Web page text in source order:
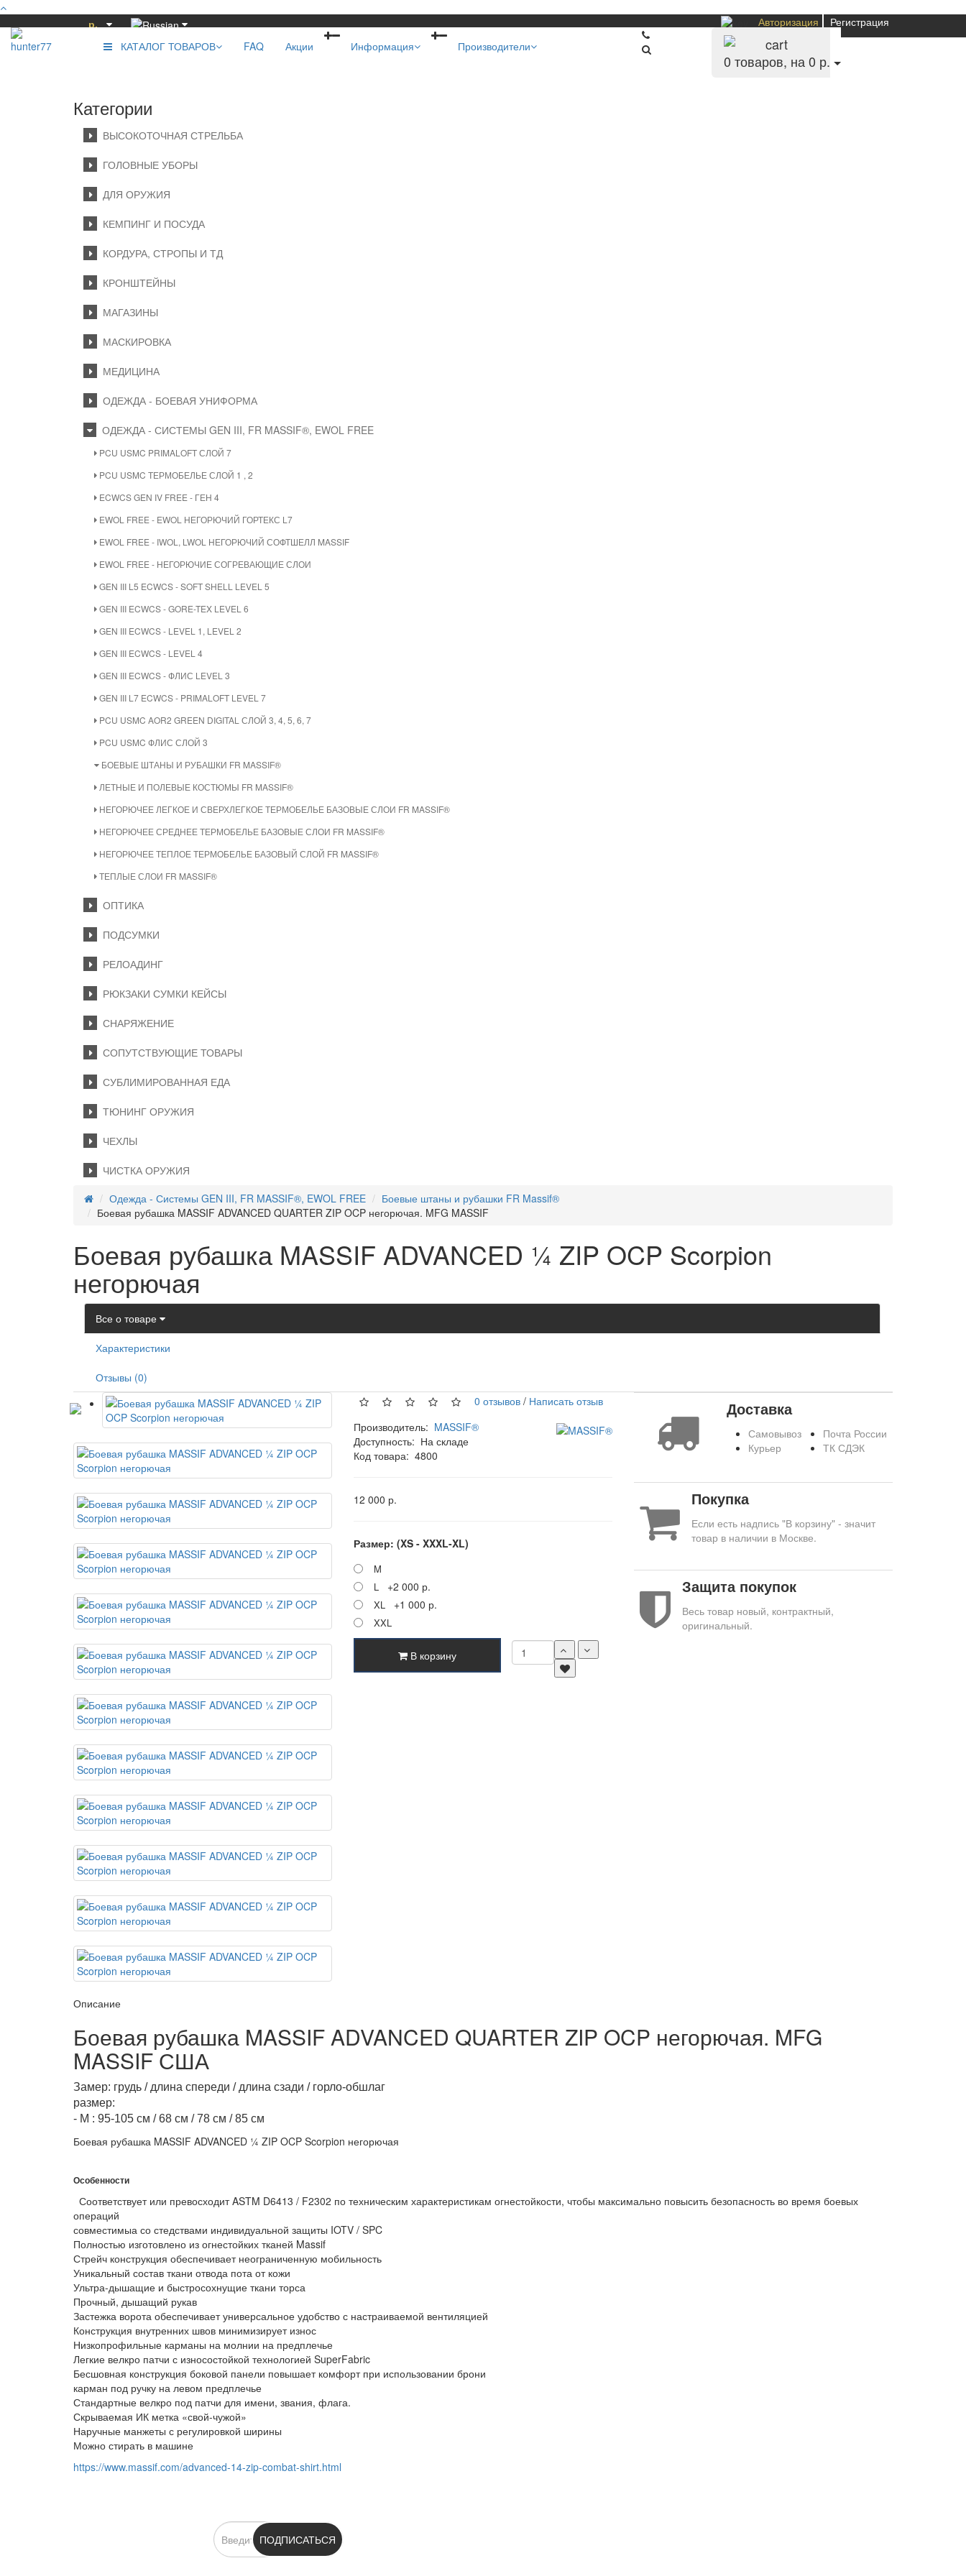
р. Авторизация
Регистрация
КАТАЛОГ ТОВАРОВ
FAQ Акции Информация Производители
0 товаров, на 0 р.
Категории
ВЫСОКОТОЧНАЯ СТРЕЛЬБА
ГОЛОВНЫЕ УБОРЫ
ДЛЯ ОРУЖИЯ
КЕМПИНГ И ПОСУДА
КОРДУРА, СТРОПЫ И ТД
КРОНШТЕЙНЫ
МАГАЗИНЫ
МАСКИРОВКА
МЕДИЦИНА
ОДЕЖДА - БОЕВАЯ УНИФОРМА
ОДЕЖДА - СИСТЕМЫ GEN III, FR MASSIF®, EWOL FREE
PCU USMC PRIMALOFT СЛОЙ 7
PCU USMC ТЕРМОБЕЛЬЕ СЛОЙ 1 , 2
ECWCS GEN IV FREE - ГЕН 4
EWOL FREE - EWOL НЕГОРЮЧИЙ ГОРТЕКС L7
EWOL FREE - IWOL, LWOL НЕГОРЮЧИЙ СОФТШЕЛЛ MASSIF
EWOL FREE - НЕГОРЮЧИЕ СОГРЕВАЮЩИЕ СЛОИ
GEN III L5 ECWCS - SOFT SHELL LEVEL 5
GEN III ECWCS - GORE-TEX LEVEL 6
GEN III ECWCS - LEVEL 1, LEVEL 2
GEN III ECWCS - LEVEL 4
GEN III ECWCS - ФЛИС LEVEL 3
GEN III L7 ECWCS - PRIMALOFT LEVEL 7
PCU USMC AOR2 GREEN DIGITAL СЛОЙ 3, 4, 5, 6, 7
PCU USMC ФЛИС СЛОЙ 3
БОЕВЫЕ ШТАНЫ И РУБАШКИ FR MASSIF®
ЛЕТНЫЕ И ПОЛЕВЫЕ КОСТЮМЫ FR MASSIF®
НЕГОРЮЧЕЕ ЛЕГКОЕ И СВЕРХЛЕГКОЕ ТЕРМОБЕЛЬЕ БАЗОВЫЕ СЛОИ FR MASSIF®
НЕГОРЮЧЕЕ СРЕДНЕЕ ТЕРМОБЕЛЬЕ БАЗОВЫЕ СЛОИ FR MASSIF®
НЕГОРЮЧЕЕ ТЕПЛОЕ ТЕРМОБЕЛЬЕ БАЗОВЫЙ СЛОЙ FR MASSIF®
ТЕПЛЫЕ СЛОИ FR MASSIF®
ОПТИКА
ПОДСУМКИ
РЕЛОАДИНГ
РЮКЗАКИ СУМКИ КЕЙСЫ
СНАРЯЖЕНИЕ
СОПУТСТВУЮЩИЕ ТОВАРЫ
СУБЛИМИРОВАННАЯ ЕДА
ТЮНИНГ ОРУЖИЯ
ЧЕХЛЫ
ЧИСТКА ОРУЖИЯ
Одежда - Системы GEN III, FR MASSIF®, EWOL FREE
Боевые штаны и рубашки FR Massif®
Боевая рубашка MASSIF ADVANCED QUARTER ZIP OCP негорючая. MFG MASSIF
Боевая рубашка MASSIF ADVANCED ¼ ZIP OCP Scorpion
негорючая
Все о товаре
Характеристики
Отзывы (0)
0 отзывов / Написать отзыв
Производитель: MASSIF®
Доступность: На складе
Код товара: 4800
12 000 р.
Размер: (XS - XXXL-XL)
M
L
+2 000 р.
XL +1 000 р.
XXL
В корзину
Доставка
Самовывоз
Курьер
Почта России
ТК СДЭК
Покупка
Если есть надпись "В корзину" - значит
товар в наличии в Москве.
Защита покупок
Весь товар новый, контрактный,
оригинальный.
Описание
Боевая рубашка MASSIF ADVANCED QUARTER ZIP OCP негорючая. MFG
MASSIF США
Замер: грудь / длина спереди / длина сзади / горло-обшлаг
размер:
- М : 95-105 см / 68 см / 78 см / 85 см
Боевая рубашка MASSIF ADVANCED ¼ ZIP OCP Scorpion негорючая
Особенности
Соответствует или превосходит ASTM D6413 / F2302 по техническим характеристикам огнестойкости, чтобы максимально повысить безопасность во время боевых
операций
совместимыа со стедствами индивидуальной защиты IOTV / SPC
Полностью изготовлено из огнестойких тканей Massif
Стрейч конструкция обеспечивает неограниченную мобильность
Уникальный состав ткани отвода пота от кожи
Ультра-дышащие и быстросохнущие ткани торса
Прочный, дышащий рукав
Застежка ворота обеспечивает универсальное удобство с настраиваемой вентиляцией
Конструкция внутренних швов минимизирует износ
Низкопрофильные карманы на молнии на предплечье
Легкие велкро патчи с износостойкой технологией SuperFabric
Бесшовная конструкция боковой панели повышает комфорт при использовании брони
карман под ручку на левом предплечье
Стандартные велкро под патчи для имени, звания, флага.
Скрываемая ИК метка «свой-чужой»
Наручные манжеты с регулировкой ширины
Можно стирать в машине
https://www.massif.com/advanced-14-zip-combat-shirt.html
ПОДПИСАТЬСЯ